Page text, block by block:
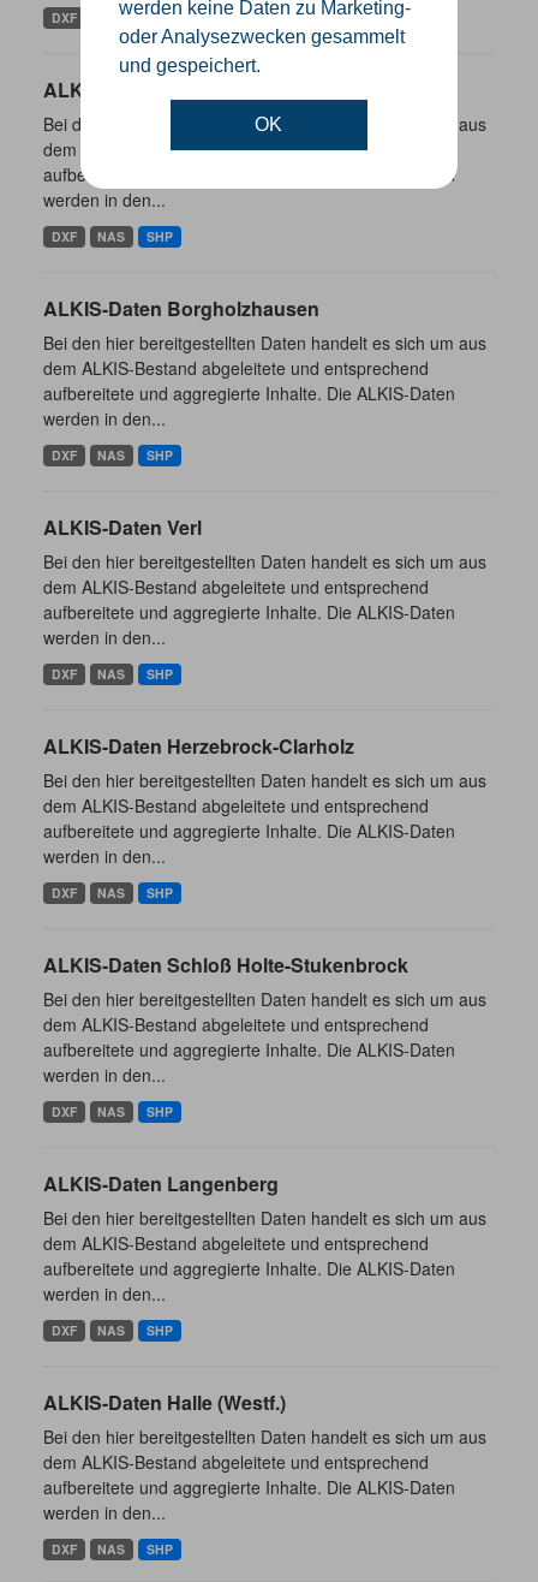
werden keine Daten zu Marketing-
oder Analysezwecken gesammelt
und gespeichert.
OK
DXF NAS SHP
ALKIS-Daten Rheda-Wiedenbrück
Bei den hier bereitgestellten Daten handelt es sich um aus
dem ALKIS-Bestand abgeleitete und entsprechend
aufbereitete und aggregierte Inhalte. Die ALKIS-Daten
werden in den...
DXF NAS SHP
ALKIS-Daten Borgholzhausen
Bei den hier bereitgestellten Daten handelt es sich um aus
dem ALKIS-Bestand abgeleitete und entsprechend
aufbereitete und aggregierte Inhalte. Die ALKIS-Daten
werden in den...
DXF NAS SHP
ALKIS-Daten Verl
Bei den hier bereitgestellten Daten handelt es sich um aus
dem ALKIS-Bestand abgeleitete und entsprechend
aufbereitete und aggregierte Inhalte. Die ALKIS-Daten
werden in den...
DXF NAS SHP
ALKIS-Daten Herzebrock-Clarholz
Bei den hier bereitgestellten Daten handelt es sich um aus
dem ALKIS-Bestand abgeleitete und entsprechend
aufbereitete und aggregierte Inhalte. Die ALKIS-Daten
werden in den...
DXF NAS SHP
ALKIS-Daten Schloß Holte-Stukenbrock
Bei den hier bereitgestellten Daten handelt es sich um aus
dem ALKIS-Bestand abgeleitete und entsprechend
aufbereitete und aggregierte Inhalte. Die ALKIS-Daten
werden in den...
DXF NAS SHP
ALKIS-Daten Langenberg
Bei den hier bereitgestellten Daten handelt es sich um aus
dem ALKIS-Bestand abgeleitete und entsprechend
aufbereitete und aggregierte Inhalte. Die ALKIS-Daten
werden in den...
DXF NAS SHP
ALKIS-Daten Halle (Westf.)
Bei den hier bereitgestellten Daten handelt es sich um aus
dem ALKIS-Bestand abgeleitete und entsprechend
aufbereitete und aggregierte Inhalte. Die ALKIS-Daten
werden in den...
DXF NAS SHP